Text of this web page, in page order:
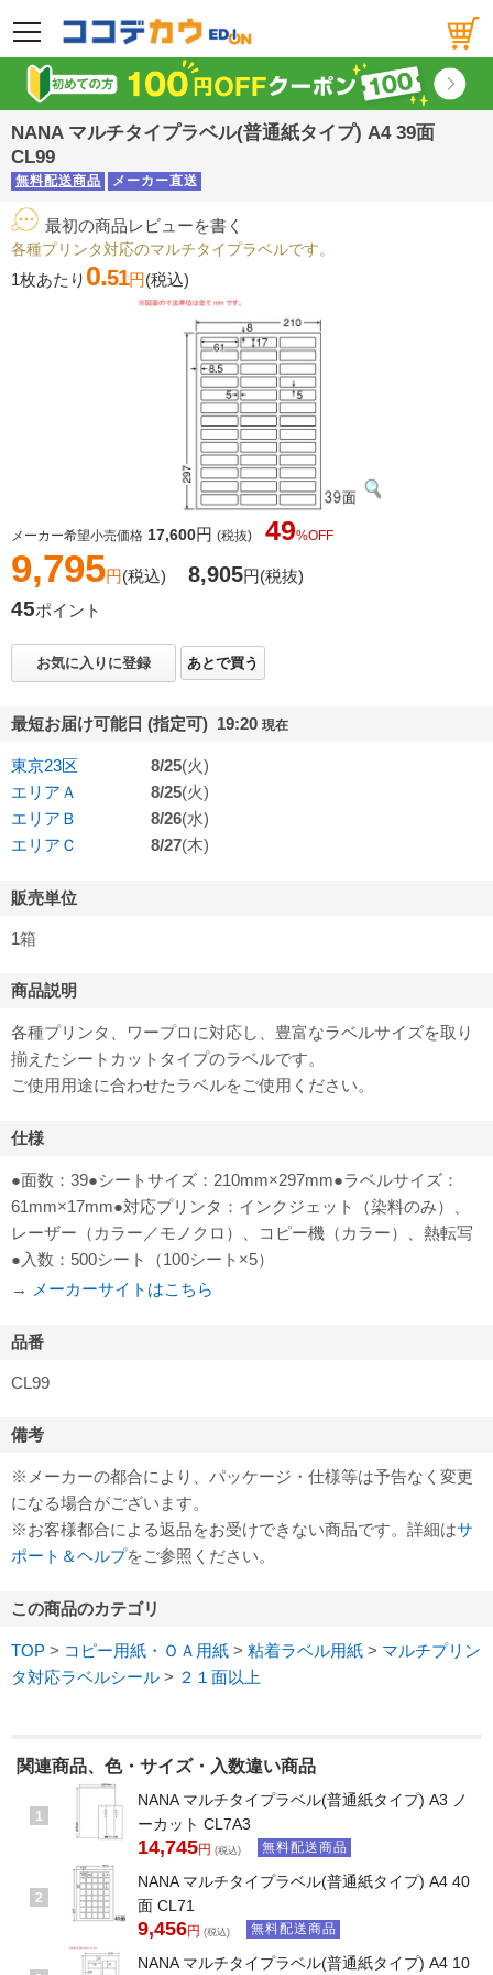
メニュー
NANA マルチタイプラベル(普通紙タイプ) A4 39面
CL99
無料配送商品 メーカー直送
最初の商品レビューを書く
各種プリンタ対応のマルチタイプラベルです。
1枚あたり 0.51円(税込)
メーカー希望小売価格 17,600円 (税抜) 49%OFF
9,795円(税込) 8,905円(税抜)
45ポイント
お気に入りに登録 あとで買う
最短お届け可能日 (指定可) 19:20 現在
東京23区 8/25(火)
エリアＡ
8/25(火)
エリアＢ
8/26(水)
エリアＣ
8/27(木)
販売単位
1箱
商品説明
各種プリンタ、ワープロに対応し、豊富なラベルサイズを取り
揃えたシートカットタイプのラベルです。
ご使用用途に合わせたラベルをご使用ください。
仕様
●面数：39●シートサイズ：210mm×297mm●ラベルサイズ：
61mm×17mm●対応プリンタ：インクジェット（染料のみ）、
レーザー（カラー／モノクロ）、コピー機（カラー）、熱転写
●入数：500シート（100シート×5）
→
メーカーサイトはこちら
品番
CL99
備考
※メーカーの都合により、パッケージ・仕様等は予告なく変更
になる場合がございます。
※お客様都合による返品をお受けできない商品です。詳細はサ
ポート＆ヘルプをご参照ください。
この商品のカテゴリ
TOP > コピー用紙・ＯＡ用紙 > 粘着ラベル用紙 > マルチプリン
タ対応ラベルシール > ２１面以上
関連商品、色・サイズ・入数違い商品
1
NANA マルチタイプラベル(普通紙タイプ) A3 ノ
ーカット CL7A3
14,745円 (税込) 無料配送商品
2
NANA マルチタイプラベル(普通紙タイプ) A4 40
面 CL71
9,456円 (税込) 無料配送商品
NANA マルチタイプラベル(普通紙タイプ) A4 10